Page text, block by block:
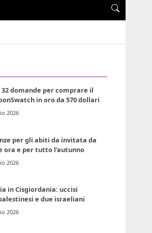
domande per comprare il
in oro da 570 dollari
2026
per gli abiti da invitata da
ora e per tutto l’autunno
2026
in Cisgiordania: uccisi
e due israeliani
2026